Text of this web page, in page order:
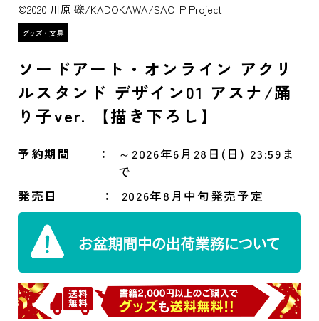
©2020 川原 礫/KADOKAWA/SAO-P Project
ソードアート・オンライン アクリ
ルスタンド デザイン01 アスナ/踊
り子ver. 【描き下ろし】
予約期間
～2026年6月28日(日) 23:59ま
で
発売日
2026年8月中旬発売予定